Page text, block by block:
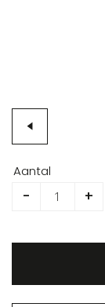
naar
de
Aantal
- +